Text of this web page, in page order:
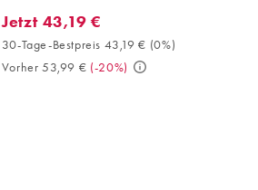
Jetzt 43,19 €. 30-Tage-Bestpreis 43,19 €
Jetzt 43,19 €
30-Tage-Bestpreis 43,19 € (0%)
Vorher 53,99 € (-20%)